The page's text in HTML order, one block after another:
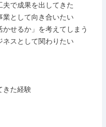
夫で成果を出してきた
業として向き合いたい
かせるか」を考えてしまう
ネスとして関わりたい
きた経験